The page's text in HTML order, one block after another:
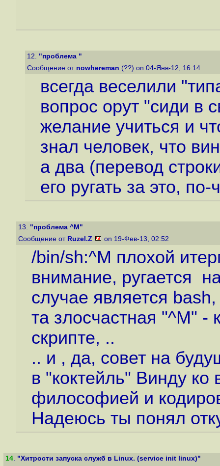
12. "проблема "
Сообщение от nowhereman (??) on 04-Янв-12, 16:14
всегда веселили
вопрос орут "сиди в
желание учиться и
знал человек, что
а два (перевод
его ругать за это,
13. "проблема ^M"
Сообщение от Ruzel.Z on 19-Фев-13, 02:52
/bin/sh:^M плохой
внимание, ругается
случае является
та злосчастная "^M" -
скрипте, ..
.. и , да, совет на
в "коктейль" Винду ко
философией и
Надеюсь ты понял
14. "Хитрости запуска служб в Linux. (service init linux)"